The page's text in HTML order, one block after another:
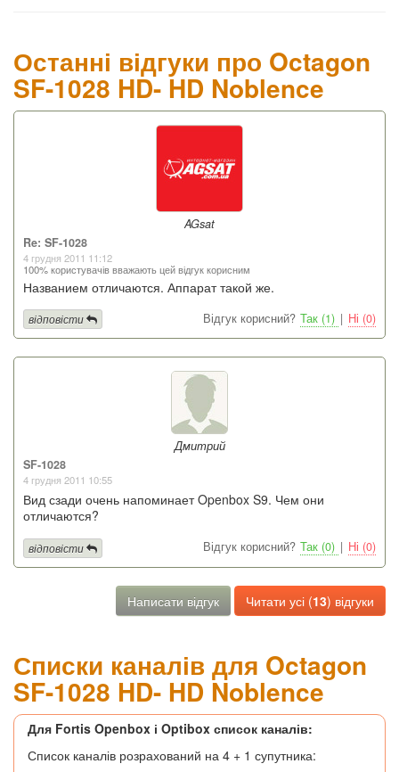
Останні відгуки про Octagon
SF-1028 HD- HD Noblence
AGsat
Re: SF-1028
4 грудня 2011 11:12
100% користувачів вважають цей відгук корисним
Названием отличаются. Аппарат такой же.
Відгук корисний? Так (1) | Ні (0)
відповісти
Дмитрий
SF-1028
4 грудня 2011 10:55
Вид сзади очень напоминает Openbox S9. Чем они
отличаются?
Відгук корисний? Так (0) | Ні (0)
відповісти
Написати відгук Читати усі (13) відгуки
Списки каналів для Octagon
SF-1028 HD- HD Noblence
Для Fortis Openbox і Optibox список каналів:
Список каналів розрахований на 4 + 1 супутника: